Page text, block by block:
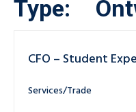
Type:
CFO – Student
Services/Trade